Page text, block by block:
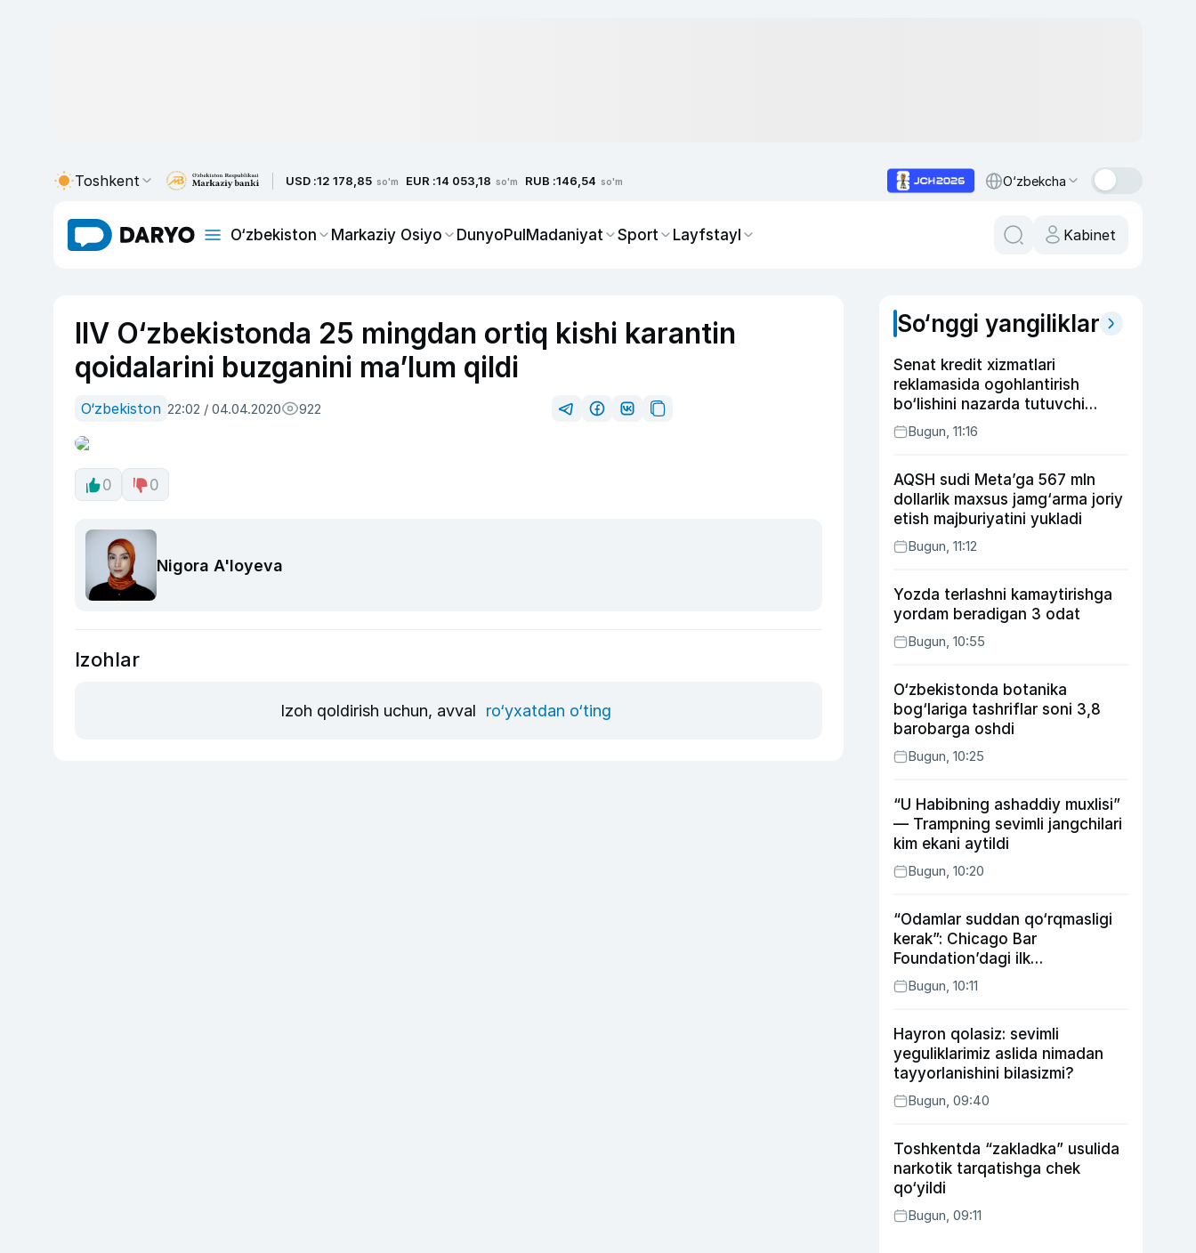
Toshkent USD :12 178,85 so'm EUR :14 053,18 so'm RUB :146,54 so'm O‘zbekcha
O‘zbekiston Markaziy Osiyo DunyoPulMadaniyat Sport Layfstayl Kabinet
IIV O‘zbekistonda 25 mingdan ortiq kishi karantin
qoidalarini buzganini ma’lum qildi
O‘zbekiston 22:02 / 04.04.2020 922
0 0
Nigora A'loyeva
Izohlar
Izoh qoldirish uchun, avval ro‘yxatdan o‘ting
So‘nggi yangiliklar
Senat kredit xizmatlari
reklamasida ogohlantirish
bo‘lishini nazarda tutuvchi
qonunni ma’qulladi
Bugun, 11:16
AQSH sudi Meta’ga 567 mln
dollarlik maxsus jamg‘arma joriy
etish majburiyatini yukladi
Bugun, 11:12
Yozda terlashni kamaytirishga
yordam beradigan 3 odat
Bugun, 10:55
O‘zbekistonda botanika
bog‘lariga tashriflar soni 3,8
barobarga oshdi
Bugun, 10:25
“U Habibning ashaddiy muxlisi”
— Trampning sevimli jangchilari
kim ekani aytildi
Bugun, 10:20
“Odamlar suddan qo‘rqmasligi
kerak”: Chicago Bar
Foundation’dagi ilk
o‘zbekistonlik Go‘zal
Abduaxatova
Bugun, 10:11
Hayron qolasiz: sevimli
yeguliklarimiz aslida nimadan
tayyorlanishini bilasizmi?
Bugun, 09:40
Toshkentda “zakladka” usulida
narkotik tarqatishga chek
qo‘yildi
Bugun, 09:11